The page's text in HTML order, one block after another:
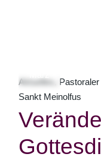
Aktuelles
Sankt Meinolfus